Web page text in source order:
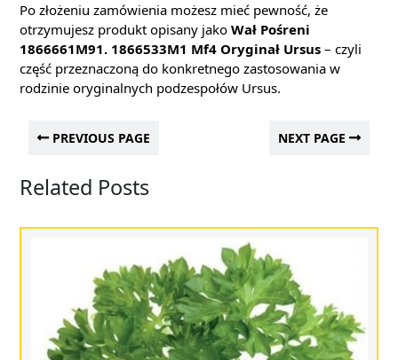
Po złożeniu zamówienia możesz mieć pewność, że
otrzymujesz produkt opisany jako Wał Pośreni
1866661M91. 1866533M1 Mf4 Oryginał Ursus – czyli
część przeznaczoną do konkretnego zastosowania w
rodzinie oryginalnych podzespołów Ursus.
PREVIOUS PAGE NEXT PAGE
Related Posts